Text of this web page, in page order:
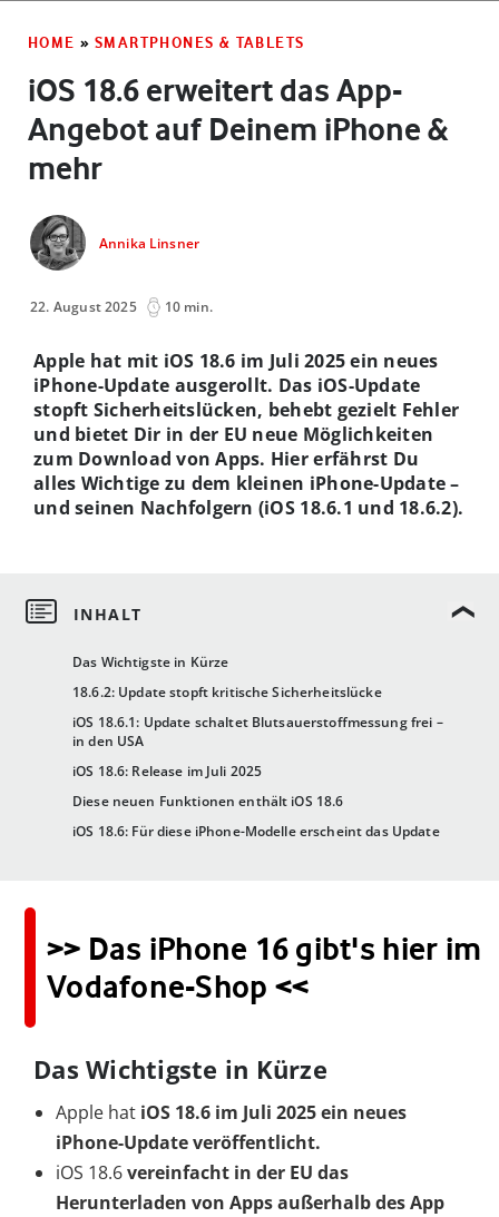
HOME » SMARTPHONES & TABLETS
iOS 18.6 erweitert das App-
Angebot auf Deinem iPhone &
mehr
Annika Linsner
22. August 2025 10 min.
Das Wichtigste in Kürze
18.6.2: Update stopft kritische Sicherheitslücke
iOS 18.6.1: Update schaltet Blutsauerstoffmessung frei –
in den USA
iOS 18.6: Release im Juli 2025
Diese neuen Funktionen enthält iOS 18.6
iOS 18.6: Für diese iPhone-Modelle erscheint das Update
Apple hat mit iOS 18.6 im Juli 2025 ein neues
iPhone-Update ausgerollt. Das iOS-Update
stopft Sicherheitslücken, behebt gezielt Fehler
und bietet Dir in der EU neue Möglichkeiten
zum Download von Apps. Hier erfährst Du
alles Wichtige zu dem kleinen iPhone-Update –
und seinen Nachfolgern (iOS 18.6.1 und 18.6.2).
>> Das iPhone 16 gibt's hier im
Vodafone-Shop <<
Das Wichtigste in Kürze
Apple hat iOS 18.6 im Juli 2025 ein neues
iPhone-Update veröffentlicht.
iOS 18.6vereinfacht in der EU das
Herunterladen von Apps außerhalb des App